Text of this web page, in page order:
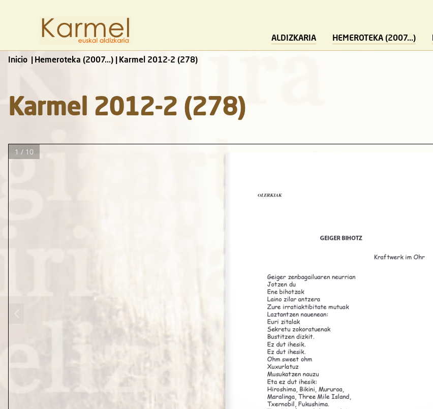
ALDIZKARIA HEMEROTEKA (2007...)
Inicio Hemeroteka (2007...) Karmel 2012-2 (278)
Karmel 2012-2 (278)
1 / 10